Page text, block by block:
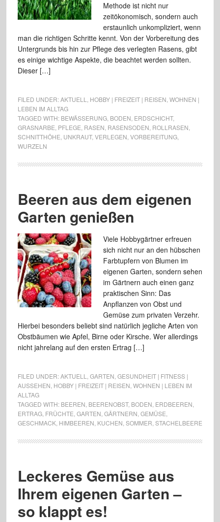
Methode ist nicht nur
zeitökonomisch, sondern auch
erstaunlich unkompliziert, wenn
man die richtigen Schritte kennt. Von der Vorbereitung des
Untergrunds bis hin zur Pflege des verlegten Rasens, gibt
es einige wichtige Aspekte, die beachtet werden sollten.
Dieser […]
FILED UNDER:AKTUELL HOBBY | FREIZEIT | REISEN WOHNEN |
LEBEN IM ALLTAG
TAGGED WITH: BEWÄSSERUNG, BODEN ERDSCHICHT,
GRASNARBE PFLEGE RASEN RASENSODEN ROLLRASEN
SCHNITTHÖHE UNKRAUT, VERLEGEN VORBEREITUNG,
WURZELN
Beeren aus dem eigenen
Garten genießen
Viele Hobbygärtner erfreuen
sich nicht nur an den hübschen
Farbtupfern von Blumen im
eigenen Garten, sondern sehen
im Gärtnern auch einen ganz
praktischen Sinn: Das
Anpflanzen von Obst und
Gemüse zum privaten Verzehr.
Hierbei besonders beliebt sind natürlich jegliche Arten von
Obstbäumen wie Apfel, Birne oder Kirsche. Wer allerdings
nicht jahrelang auf den ersten Ertrag […]
FILED UNDER:AKTUELL GARTEN GESUNDHEIT | FITNESS |
AUSSEHEN HOBBY | FREIZEIT | REISEN WOHNEN | LEBEN IM
ALLTAG
TAGGED WITH: BEEREN BEERENOBST, BODEN ERDBEEREN
ERTRAG, FRÜCHTE GARTEN GÄRTNERN GEMÜSE
GESCHMACK, HIMBEEREN KUCHEN SOMMER STACHELBEERE
Leckeres Gemüse aus
Ihrem eigenen Garten –
so klappt es!